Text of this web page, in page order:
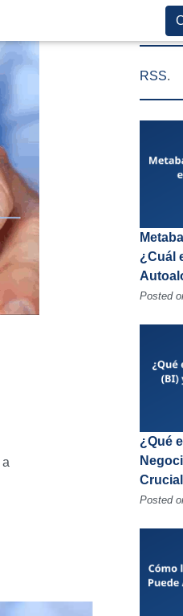
a
RSS.
¿Cuál
Posted
¿Qué
Posted